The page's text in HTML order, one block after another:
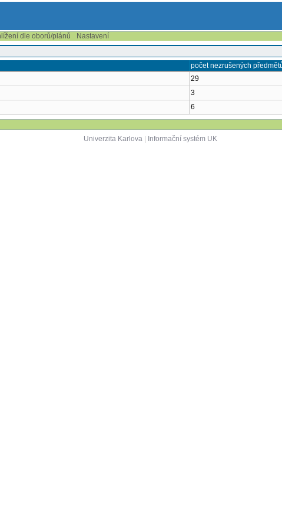
dle oborů/plánů
Nastavení
počet nezrušených
29
3
6
Univerzita Karlova| Informační systém UK